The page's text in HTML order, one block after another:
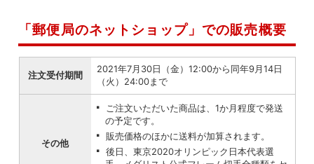
「郵便局のネットショップ」での販売概要
注文受付期間
2021年7月30日（金）12:00から同年9月14日
（火）24:00まで
その他
ご注文いただいた商品は、1か月程度で発送
の予定です。
販売価格のほかに送料が加算されます。
後日、東京2020オリンピック日本代表選